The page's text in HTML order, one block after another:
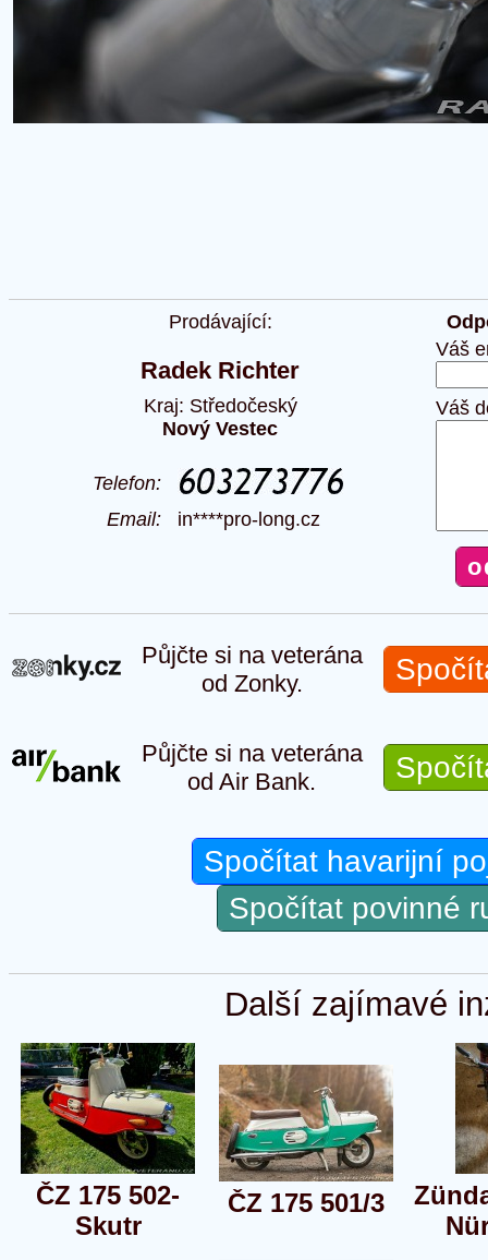
Prodávající:
Radek Richter
Kraj: Středočeský
Nový Vestec
Telefon:
Email: in****pro-long.cz
Váš
Váš
Půjčte si na veterána
od Zonky.
Půjčte si na veterána
od Air Bank.
Spočítat havarijní
Spočítat povinné
Další zajímavé
ČZ 175 502-
Skutr
ČZ 175 501/3